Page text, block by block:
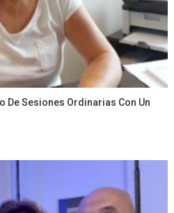
De Sesiones Ordinarias Con Un